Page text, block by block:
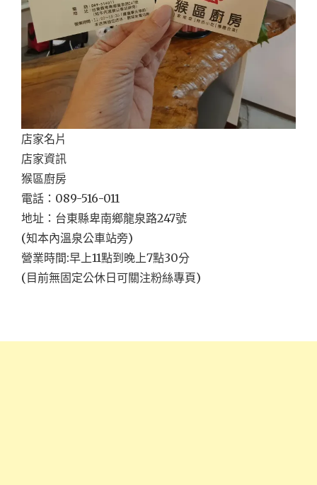
店家名片
店家資訊
猴區廚房
電話：089-516-011
地址：台東縣卑南鄉龍泉路247號
(知本內溫泉公車站旁)
營業時間:早上11點到晚上7點30分
(目前無固定公休日可關注粉絲專頁)